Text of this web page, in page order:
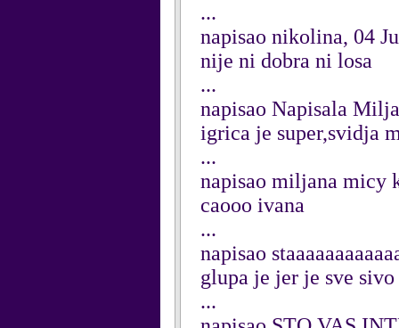
...
napisao nikolina, 04
nije ni dobra ni losa
...
napisao Napisala
igrica je super,svidja
...
napisao miljana micy
caooo ivana
...
napisao
glupa je jer je sve sivo
...